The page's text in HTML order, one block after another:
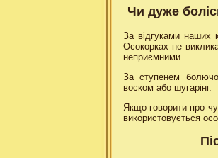
Чи дуже
За відгуками наших
Осокорках не
неприємними.
За ступенем
воском або шугарінг.
Якщо говорити про
використовується